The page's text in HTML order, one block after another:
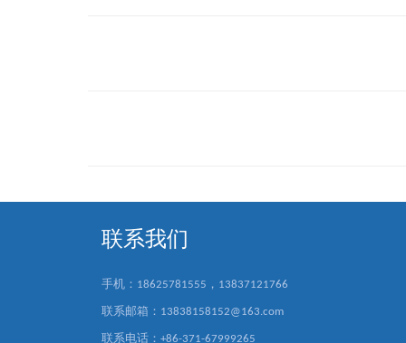
联系我们
手机：18625781555，13837121766
联系邮箱：13838158152@163.com
联系电话：+86-371-67999265